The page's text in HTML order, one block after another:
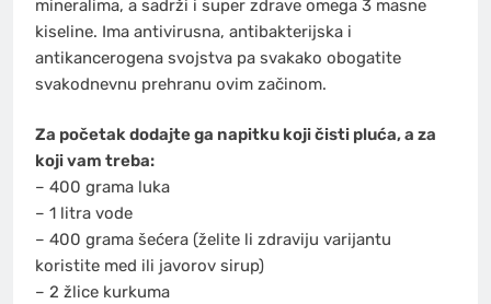
mineralima, a sadrži i super zdrave omega 3 masne
kiseline. Ima antivirusna, antibakterijska i
antikancerogena svojstva pa svakako obogatite
svakodnevnu prehranu ovim začinom.
Za početak dodajte ga napitku koji čisti pluća, a za
koji vam treba:
– 400 grama luka
– 1 litra vode
– 400 grama šećera (želite li zdraviju varijantu
koristite med ili javorov sirup)
– 2 žlice kurkuma